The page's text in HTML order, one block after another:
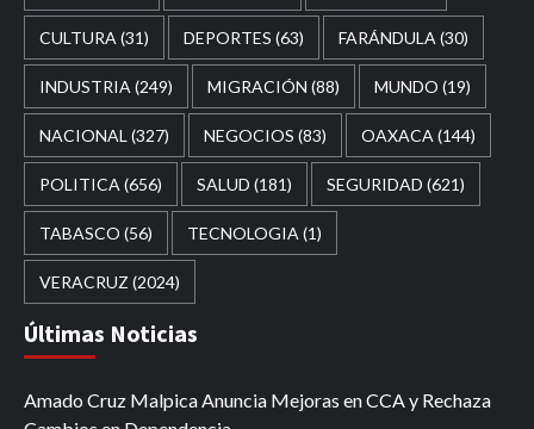
CULTURA (31) DEPORTES (63) FARÁNDULA (30)
INDUSTRIA (249) MIGRACIÓN (88) MUNDO (19)
NACIONAL (327) NEGOCIOS (83) OAXACA (144)
POLITICA (656) SALUD (181) SEGURIDAD (621)
TABASCO (56) TECNOLOGIA (1)
VERACRUZ (2024)
Últimas Noticias
Amado Cruz Malpica Anuncia Mejoras en CCA y Rechaza